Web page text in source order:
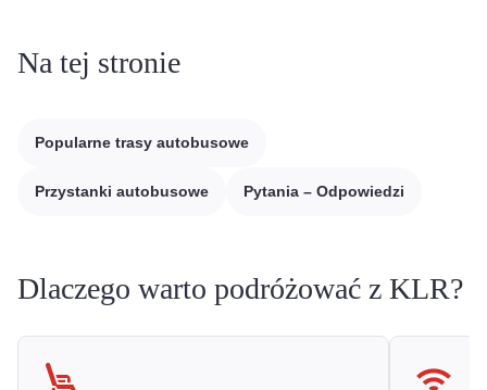
Na tej stronie
Popularne trasy autobusowe
Przystanki autobusowe Pytania – Odpowiedzi
Dlaczego warto podróżować z KLR?